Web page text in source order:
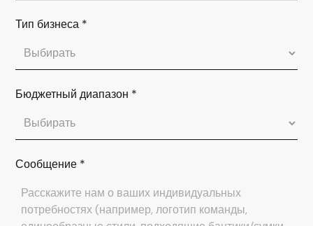
Тип бизнеса *
Бюджетный диапазон *
Сообщение *